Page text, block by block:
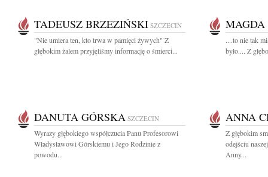
TADEUSZ BRZEZIŃSKI SZCZECIN
"Nie umiera ten, kto trwa w pamięci żywych" Z
głębokim żalem przyjęliśmy informację o śmierci...
MAGDA
....to nie tak
było.... Z
DANUTA GÓRSKA SZCZECIN
Wyrazy głębokiego współczucia Panu Profesorowi
Władysławowi Górskiemu i Jego Rodzinie z
powodu...
ANNA
Z głębokim
odejściu
Anny...